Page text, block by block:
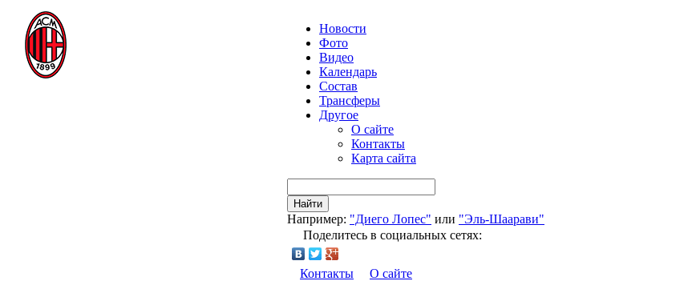
Новости
Фото
Видео
Календарь
Состав
Трансферы
Другое
О сайте
Контакты
Карта сайта
Найти
Например: "Диего Лопес" или "Эль-Шаарави"
Поделитесь в социальных сетях:
Контакты О сайте